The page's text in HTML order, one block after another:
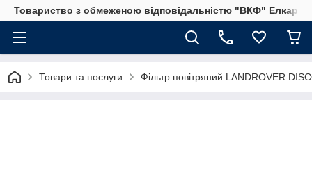
Товариство з обмеженою відповідальністю "ВКФ" Елкар"
Товари та послуги Фільтр повітряний LANDROVER